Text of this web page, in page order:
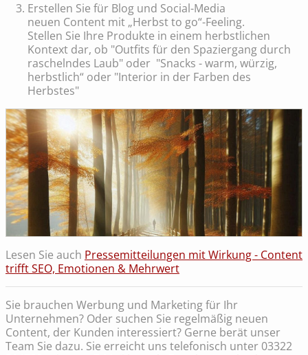
Erstellen Sie für Blog und Social-Media
neuen Content mit „Herbst to go“-Feeling.
Stellen Sie Ihre Produkte in einem herbstlichen
Kontext dar, ob "Outfits für den Spaziergang durch
raschelndes Laub" oder "Snacks - warm, würzig,
herbstlich“ oder "Interior in der Farben des
Herbstes"
Lesen Sie auch Pressemitteilungen mit Wirkung - Content
trifft SEO, Emotionen & Mehrwert
Sie brauchen Werbung und Marketing für Ihr
Unternehmen? Oder suchen Sie regelmäßig neuen
Content, der Kunden interessiert? Gerne berät unser
Team Sie dazu. Sie erreicht uns telefonisch unter 03322